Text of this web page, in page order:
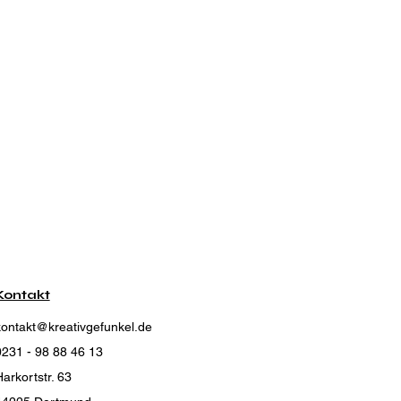
- 98 88 46 13
63